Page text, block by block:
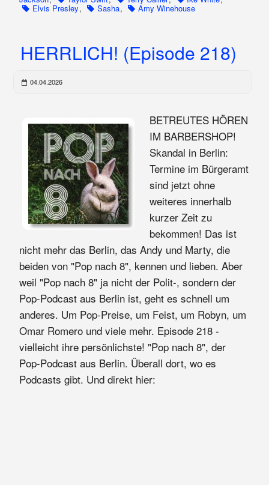
Elvis Presley, Sasha, Amy Winehouse
HERRLICH! (Episode 218)
04.04.2026
BETREUTES HÖREN
IM BARBERSHOP!
Skandal in Berlin:
Termine im Bürgeramt
sind jetzt ohne
weiteres innerhalb
kurzer Zeit zu
bekommen! Das ist
nicht mehr das Berlin, das Andy und Marty, die
beiden von "Pop nach 8", kennen und lieben. Aber
weil "Pop nach 8" ja nicht der Polit-, sondern der
Pop-Podcast aus Berlin ist, geht es schnell um
anderes. Um Pop-Preise, um Feist, um Robyn, um
Omar Romero und viele mehr. Episode 218 -
vielleicht ihre persönlichste! "Pop nach 8", der
Pop-Podcast aus Berlin. Überall dort, wo es
Podcasts gibt. Und direkt hier: